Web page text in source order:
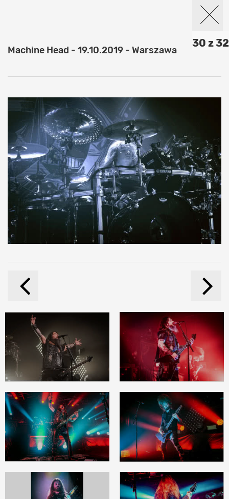
30 z 32
Machine Head - 19.10.2019 - Warszawa